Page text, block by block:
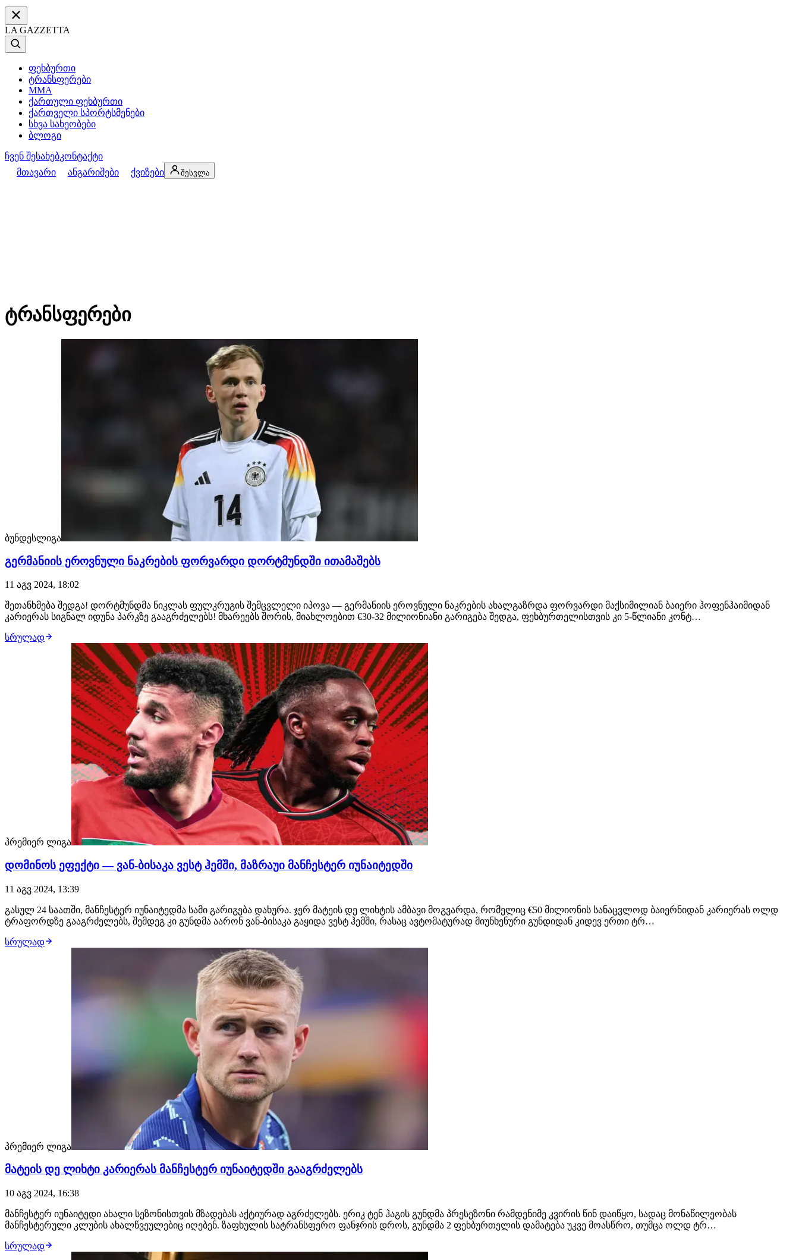
LA GAZZETTA
ფეხბურთი
ტრანსფერები
MMA
ქართული ფეხბურთი
ქართველი სპორტსმენები
სხვა სახეობები
ბლოგი
ჩვენ შესახებკონტაქტი
მთავარი
ანგარიშები ქვიზები შესვლა
ტრანსფერები
ბუნდესლიგა
გერმანიის ეროვნული ნაკრების ფორვარდი დორტმუნდში ითამაშებს
11 აგვ 2024, 18:02
შეთანხმება შედგა! დორტმუნდმა ნიკლას ფულკრუგის შემცვლელი იპოვა — გერმანიის ეროვნული ნაკრების ახალგაზრდა ფორვარდი მაქსიმილიან ბაიერი ჰოფენჰაიმიდან
კარიერას სიგნალ იდუნა პარკზე გააგრძელებს! მხარეებს შორის, მიახლოებით €30-32 მილიონიანი გარიგება შედგა, ფეხბურთელისთვის კი 5-წლიანი კონტ…
სრულად
პრემიერ ლიგა
დომინოს ეფექტი — ვან-ბისაკა ვესტ ჰემში, მაზრაუი მანჩესტერ იუნაიტედში
11 აგვ 2024, 13:39
გასულ 24 საათში, მანჩესტერ იუნაიტედმა სამი გარიგება დახურა. ჯერ მატეის დე ლიხტის ამბავი მოგვარდა, რომელიც €50 მილიონის სანაცვლოდ ბაიერნიდან კარიერას ოლდ
ტრაფორდზე გააგრძელებს, შემდეგ კი გუნდმა აარონ ვან-ბისაკა გაყიდა ვესტ ჰემში, რასაც ავტომატურად მიუნხენური გუნდიდან კიდევ ერთი ტრ…
სრულად
პრემიერ ლიგა
მატეის დე ლიხტი კარიერას მანჩესტერ იუნაიტედში გააგრძელებს
10 აგვ 2024, 16:38
მანჩესტერ იუნაიტედი ახალი სეზონისთვის მზადებას აქტიურად აგრძელებს. ერიკ ტენ ჰაგის გუნდმა პრესეზონი რამდენიმე კვირის წინ დაიწყო, სადაც მონაწილეობას
მანჩესტერული კლუბის ახალწვეულებიც იღებენ. ზაფხულის სატრანსფერო ფანჯრის დროს, გუნდმა 2 ფეხბურთელის დამატება უკვე მოასწრო, თუმცა ოლდ ტრ…
სრულად